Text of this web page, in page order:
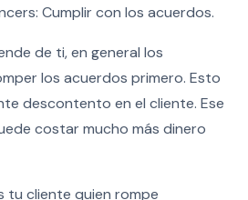
Cumplir con los acuerdos.
de ti, en general los
los acuerdos primero. Esto
descontento en el cliente. Ese
costar mucho más dinero
tu cliente quien rompe